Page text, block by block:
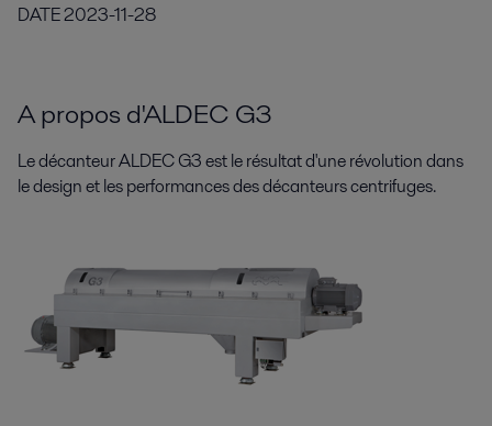
DATE2023-11-28
A propos d'ALDEC G3
Le décanteur ALDEC G3 est le résultat d'une révolution dans
le design et les performances des décanteurs centrifuges.